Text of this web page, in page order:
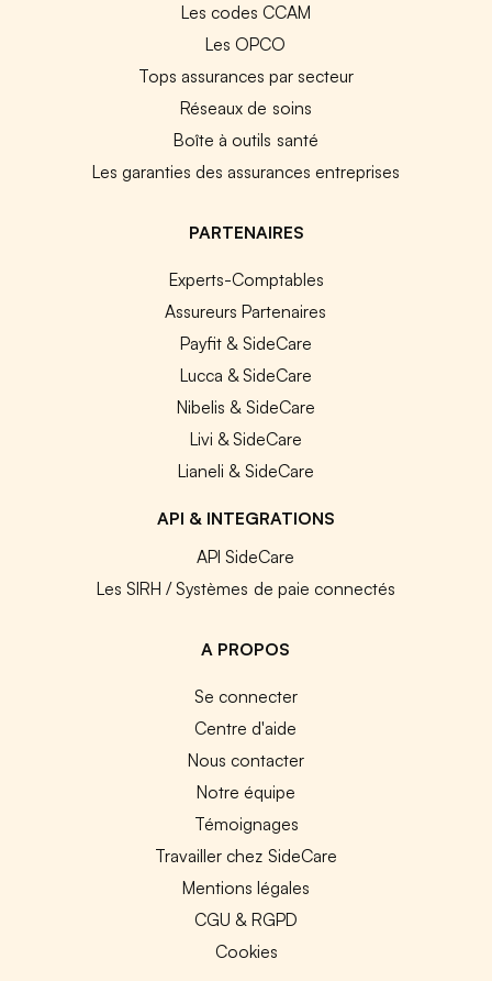
Les codes CCAM
Les OPCO
Tops assurances par secteur
Réseaux de soins
Boîte à outils santé
Les garanties des assurances entreprises
PARTENAIRES
Experts-Comptables
Assureurs Partenaires
Payfit & SideCare
Lucca & SideCare
Nibelis & SideCare
Livi & SideCare
Lianeli & SideCare
API & INTEGRATIONS
API SideCare
Les SIRH / Systèmes de paie connectés
A PROPOS
Se connecter
Centre d'aide
Nous contacter
Notre équipe
Témoignages
Travailler chez SideCare
Mentions légales
CGU & RGPD
Cookies